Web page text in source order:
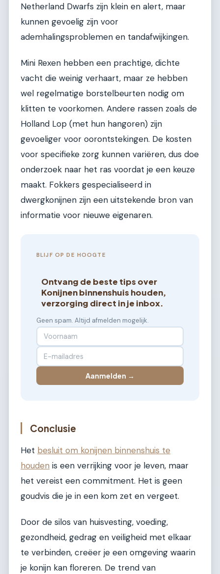
Netherland Dwarfs zijn klein en alert, maar
kunnen gevoelig zijn voor
ademhalingsproblemen en tandafwijkingen.
Mini Rexen hebben een prachtige, dichte
vacht die weinig verhaart, maar ze hebben
wel regelmatige borstelbeurten nodig om
klitten te voorkomen. Andere rassen zoals de
Holland Lop (met hun hangoren) zijn
gevoeliger voor oorontstekingen. De kosten
voor specifieke zorg kunnen variëren, dus doe
onderzoek naar het ras voordat je een keuze
maakt. Fokkers gespecialiseerd in
dwergkonijnen zijn een uitstekende bron van
informatie voor nieuwe eigenaren.
BLIJF OP DE HOOGTE
Ontvang de beste tips over
Konijnen binnenshuis houden,
verzorging direct in je inbox.
Geen spam. Altijd afmelden mogelijk.
Aanmelden →
Conclusie
Het besluit om konijnen binnenshuis te
houden is een verrijking voor je leven, maar
het vereist een commitment. Het is geen
goudvis die je in een kom zet en vergeet.
Door de silos van huisvesting, voeding,
gezondheid, gedrag en veiligheid met elkaar
te verbinden, creëer je een omgeving waarin
je konijn kan floreren. De trend van